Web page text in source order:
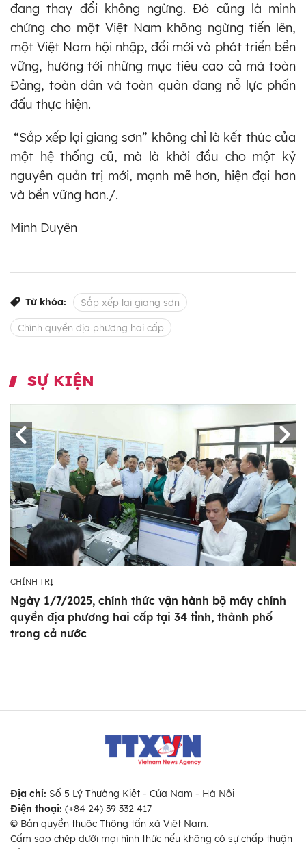
đang thay đổi không ngừng. Đó cũng là minh
chứng cho một Việt Nam không ngừng tiến lên,
một Việt Nam hội nhập, đổi mới và phát triển bền
vững, hướng tới những mục tiêu cao cả mà toàn
Đảng, toàn dân và toàn quân đang nỗ lực phấn
đấu thực hiện.
“Sắp xếp lại giang sơn” không chỉ là kết thúc của
một hệ thống cũ, mà là khởi đầu cho một kỷ
nguyên quản trị mới, mạnh mẽ hơn, hiện đại hơn
và bền vững hơn./.
Minh Duyên
Từ khóa: Sắp xếp lại giang sơn
Chính quyền địa phương hai cấp
SỰ KIỆN
CHÍNH TRỊ
Ngày 1/7/2025, chính thức vận hành bộ máy chính
quyền địa phương hai cấp tại 34 tỉnh, thành phố
trong cả nước
Địa chỉ: Số 5 Lý Thường Kiệt - Cửa Nam - Hà Nội
Điện thoại: (+84 24) 39 332 417
© Bản quyền thuộc Thông tấn xã Việt Nam.
Cấm sao chép dưới mọi hình thức nếu không có sự chấp thuận